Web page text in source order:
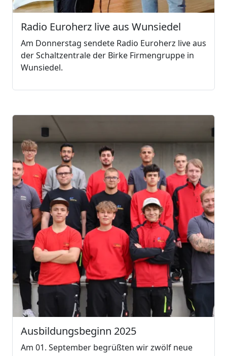
Radio Euroherz live aus Wunsiedel
Am Donnerstag sendete Radio Euroherz live aus
der Schaltzentrale der Birke Firmengruppe in
Wunsiedel.
Ausbildungsbeginn 2025
Am 01. September begrüßten wir zwölf neue